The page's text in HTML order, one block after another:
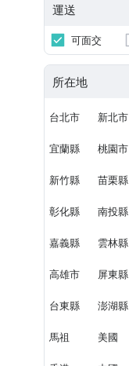
運送
可面交
所在地
台北市 新北市
宜蘭縣 桃園市
新竹縣 苗栗縣
彰化縣 南投縣
嘉義縣 雲林縣
高雄市 屏東縣
台東縣 澎湖縣
馬祖 美國